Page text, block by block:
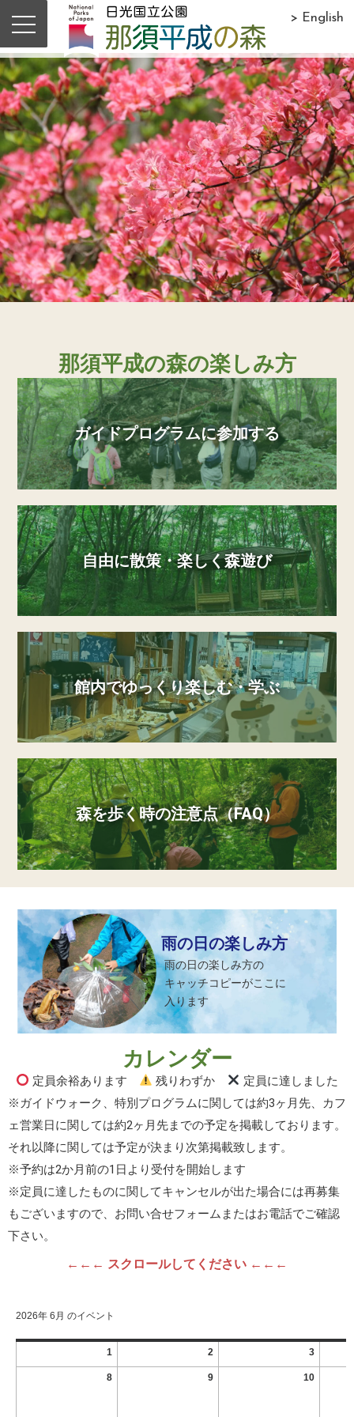
> English
那須平成の森の楽しみ方
ガイドプログラムに参加する
自由に散策・楽しく森遊び
館内でゆっくり楽しむ・学ぶ
森を歩く時の注意点（FAQ）
雨の日の楽しみ方
雨の日の楽しみ方の
キャッチコピーがここに
入ります
カレンダー
定員余裕あります 残りわずか
定員に達しました
※ガイドウォーク、特別プログラムに関しては約3ヶ月先、カフ
ェ営業日に関しては約2ヶ月先までの予定を掲載しております。
それ以降に関しては予定が決まり次第掲載致します。
※予約は2か月前の1日より受付を開始します
※定員に達したものに関してキャンセルが出た場合には再募集
もございますので、お問い合せフォームまたはお電話でご確認
下さい。
←←← スクロールしてください ←←←
2026年 6月 のイベント
1 2 3
8 9 10